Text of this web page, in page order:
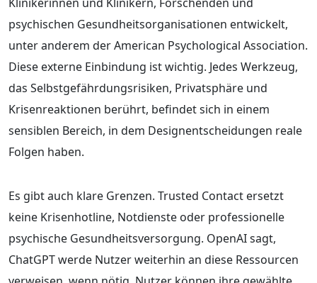
psychischen Gesundheitsorganisationen entwickelt,
unter anderem der American Psychological Association.
Diese externe Einbindung ist wichtig. Jedes Werkzeug,
das Selbstgefährdungsrisiken, Privatsphäre und
Krisenreaktionen berührt, befindet sich in einem
sensiblen Bereich, in dem Designentscheidungen reale
Folgen haben.
Es gibt auch klare Grenzen. Trusted Contact ersetzt
keine Krisenhotline, Notdienste oder professionelle
psychische Gesundheitsversorgung. OpenAI sagt,
ChatGPT werde Nutzer weiterhin an diese Ressourcen